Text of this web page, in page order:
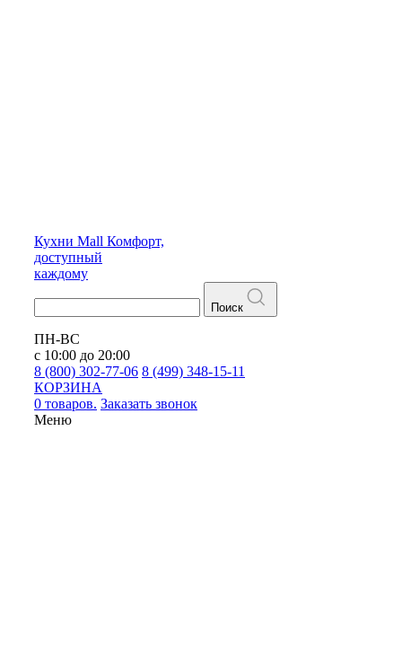
Кухни Mall Комфорт,
доступный
каждому
Поиск
ПН-ВС
с 10:00 до 20:00
8 (800) 302-77-06 8 (499) 348-15-11
КОРЗИНА
0 товаров. Заказать звонок
Меню